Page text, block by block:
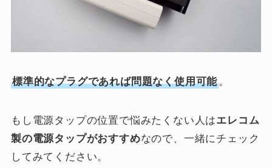
標準的なプラグであれば問題なく使用可能。
もし電源タップの位置で悩みたくない人はエレコム
製の電源タップがおすすめなので、一緒にチェック
してみてください。